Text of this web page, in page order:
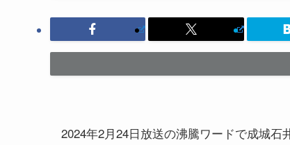
2024年2月24日放送の沸騰ワードで成城石